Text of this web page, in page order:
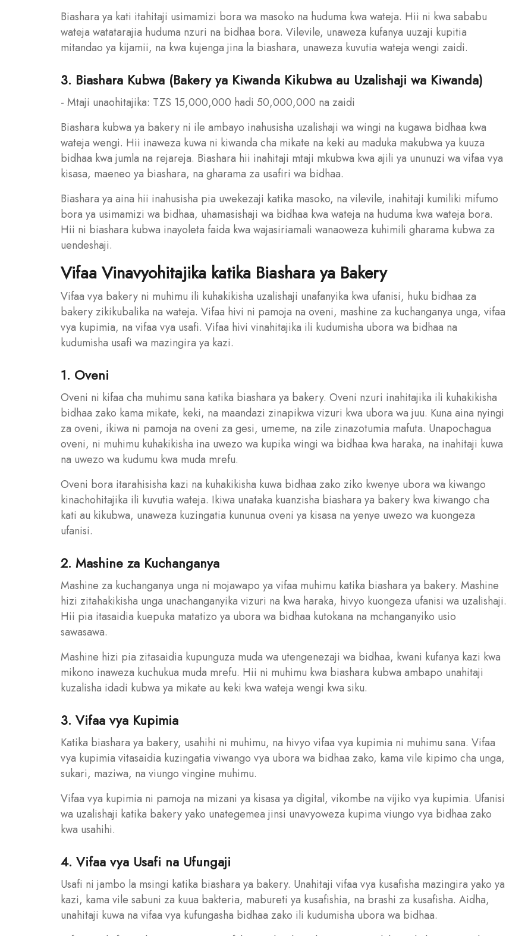
Biashara ya kati itahitaji usimamizi bora wa masoko na huduma kwa wateja. Hii ni kwa sababu
wateja watatarajia huduma nzuri na bidhaa bora. Vilevile, unaweza kufanya uuzaji kupitia
mitandao ya kijamii, na kwa kujenga jina la biashara, unaweza kuvutia wateja wengi zaidi.
3. Biashara Kubwa (Bakery ya Kiwanda Kikubwa au Uzalishaji wa Kiwanda)
- Mtaji unaohitajika: TZS 15,000,000 hadi 50,000,000 na zaidi
Biashara kubwa ya bakery ni ile ambayo inahusisha uzalishaji wa wingi na kugawa bidhaa kwa
wateja wengi. Hii inaweza kuwa ni kiwanda cha mikate na keki au maduka makubwa ya kuuza
bidhaa kwa jumla na rejareja. Biashara hii inahitaji mtaji mkubwa kwa ajili ya ununuzi wa vifaa vya
kisasa, maeneo ya biashara, na gharama za usafiri wa bidhaa.
Biashara ya aina hii inahusisha pia uwekezaji katika masoko, na vilevile, inahitaji kumiliki mifumo
bora ya usimamizi wa bidhaa, uhamasishaji wa bidhaa kwa wateja na huduma kwa wateja bora.
Hii ni biashara kubwa inayoleta faida kwa wajasiriamali wanaoweza kuhimili gharama kubwa za
uendeshaji.
Vifaa Vinavyohitajika katika Biashara ya Bakery
Vifaa vya bakery ni muhimu ili kuhakikisha uzalishaji unafanyika kwa ufanisi, huku bidhaa za
bakery zikikubalika na wateja. Vifaa hivi ni pamoja na oveni, mashine za kuchanganya unga, vifaa
vya kupimia, na vifaa vya usafi. Vifaa hivi vinahitajika ili kudumisha ubora wa bidhaa na
kudumisha usafi wa mazingira ya kazi.
1. Oveni
Oveni ni kifaa cha muhimu sana katika biashara ya bakery. Oveni nzuri inahitajika ili kuhakikisha
bidhaa zako kama mikate, keki, na maandazi zinapikwa vizuri kwa ubora wa juu. Kuna aina nyingi
za oveni, ikiwa ni pamoja na oveni za gesi, umeme, na zile zinazotumia mafuta. Unapochagua
oveni, ni muhimu kuhakikisha ina uwezo wa kupika wingi wa bidhaa kwa haraka, na inahitaji kuwa
na uwezo wa kudumu kwa muda mrefu.
Oveni bora itarahisisha kazi na kuhakikisha kuwa bidhaa zako ziko kwenye ubora wa kiwango
kinachohitajika ili kuvutia wateja. Ikiwa unataka kuanzisha biashara ya bakery kwa kiwango cha
kati au kikubwa, unaweza kuzingatia kununua oveni ya kisasa na yenye uwezo wa kuongeza
ufanisi.
2. Mashine za Kuchanganya
Mashine za kuchanganya unga ni mojawapo ya vifaa muhimu katika biashara ya bakery. Mashine
hizi zitahakikisha unga unachanganyika vizuri na kwa haraka, hivyo kuongeza ufanisi wa uzalishaji.
Hii pia itasaidia kuepuka matatizo ya ubora wa bidhaa kutokana na mchanganyiko usio
sawasawa.
Mashine hizi pia zitasaidia kupunguza muda wa utengenezaji wa bidhaa, kwani kufanya kazi kwa
mikono inaweza kuchukua muda mrefu. Hii ni muhimu kwa biashara kubwa ambapo unahitaji
kuzalisha idadi kubwa ya mikate au keki kwa wateja wengi kwa siku.
3. Vifaa vya Kupimia
Katika biashara ya bakery, usahihi ni muhimu, na hivyo vifaa vya kupimia ni muhimu sana. Vifaa
vya kupimia vitasaidia kuzingatia viwango vya ubora wa bidhaa zako, kama vile kipimo cha unga,
sukari, maziwa, na viungo vingine muhimu.
Vifaa vya kupimia ni pamoja na mizani ya kisasa ya digital, vikombe na vijiko vya kupimia. Ufanisi
wa uzalishaji katika bakery yako unategemea jinsi unavyoweza kupima viungo vya bidhaa zako
kwa usahihi.
4. Vifaa vya Usafi na Ufungaji
Usafi ni jambo la msingi katika biashara ya bakery. Unahitaji vifaa vya kusafisha mazingira yako ya
kazi, kama vile sabuni za kuua bakteria, mabureti ya kusafishia, na brashi za kusafisha. Aidha,
unahitaji kuwa na vifaa vya kufungasha bidhaa zako ili kudumisha ubora wa bidhaa.